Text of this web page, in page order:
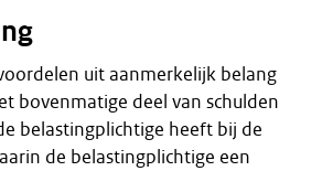
uit aanmerkelijk belang
bovenmatige deel van schulden
belastingplichtige heeft bij de
de belastingplichtige een